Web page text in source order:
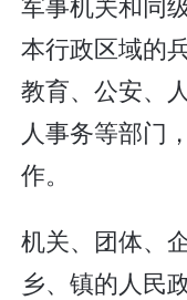
本行政区域的
教育、公安、
人事务等部门
作。
机关、团体、
乡、镇的人民